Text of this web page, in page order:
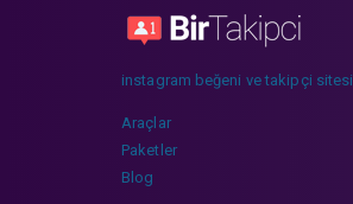
instagram beğeni ve takipçi sitesi
Araçlar
Paketler
Blog